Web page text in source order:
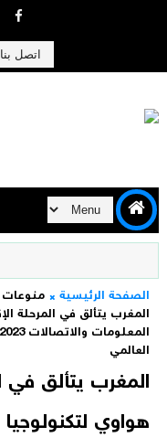
الصفحة الرئيسية
منوعات
المغرب يتألق في المرحلة
العالمي
المغرب يتألق في
هواوي